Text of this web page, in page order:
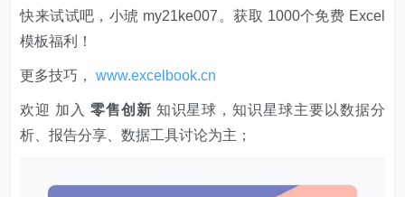
快来试试吧，小琥 my21ke007。获取 1000个免费 Excel
模板福利​​​​！
更多技巧，www.excelbook.cn
欢迎 加入 零售创新 知识星球，知识星球主要以数据分
析、报告分享、数据工具讨论为主；